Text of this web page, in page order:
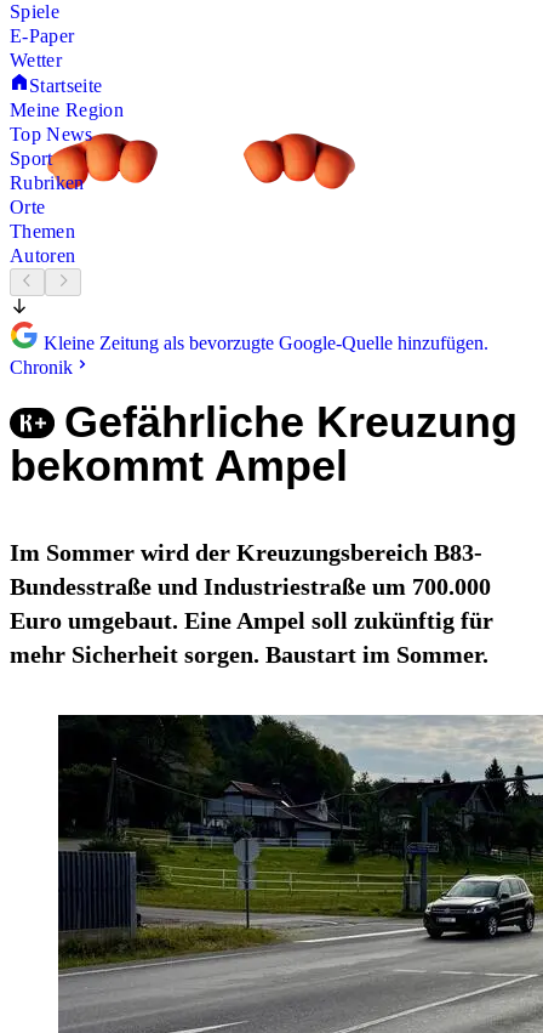
Spiele
E-Paper
Wetter
Startseite
Meine Region
Top News
Sport
Rubriken
Orte
Themen
Autoren
Kleine Zeitung als bevorzugte Google-Quelle hinzufügen.
Chronik
Gefährliche Kreuzung
bekommt Ampel
Im Sommer wird der Kreuzungsbereich B83-
Bundesstraße und Industriestraße um 700.000
Euro umgebaut. Eine Ampel soll zukünftig für
mehr Sicherheit sorgen. Baustart im Sommer.